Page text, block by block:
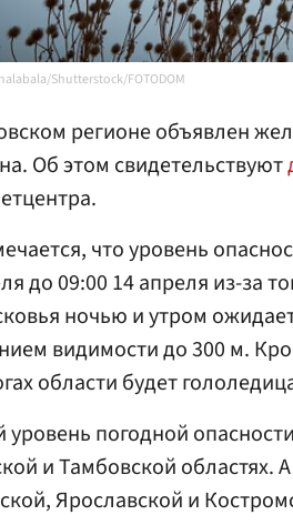
Shutterstock/FOTODOM
регионе объявлен
Об этом свидетельствуют
что уровень
до 09:00 14 апреля из-за
ночью и утром
видимости до 300 м.
области будет
погодной
и Тамбовской областях.
Ярославской и